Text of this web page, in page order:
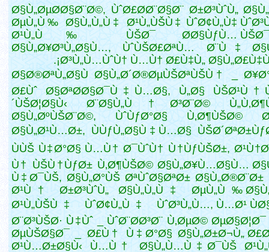
Ø§Ù„ØµØ­Ø§Ø¨Ø©, ÙˆØ£Ø­Ø¨Ø§Ø¨ Ø±Ø³ÙˆÙ„
ØµÙ„Ù‰ Ø§Ù„Ù„Ù‡ Ø¹Ù„ÙŠÙ‡ ÙˆØ¢Ù„Ù‡
Ø¹Ù„Ù‰ ÙŠØ¯ Ø­Ø§ÙƒÙ…
Ø§Ù„Ø¥Ø³Ù„Ø§Ù…, ÙˆÙŠØ£ØªÙ… Ø¨Ù‡
Ø³Ù„Ù…ÙˆÙ† Ù…Ù† Ø£Ù‡Ù„
Ø§Ø®ØªÙ„Ø§Ù Ø§Ù„Ø´Ø®ØµÙŠØªÙŠÙ† _
Ø£Ùˆ Ø§ØªØ­Ø§Ø¯Ù‡Ù…Ø§, Ù„Ø§
´ÙŠØ¦Ø§Ù‹ Ø¨Ø§Ù„Ù†Ø³Ø¨Ø©
Ø§Ù„ØºÙŠØ¨Ø©, ÙˆÙƒØ°Ø§ Ù‚Ø¶ÙŠØ©
Ø§Ù„Ø¹Ù…Ø±, ÙÙƒÙ„Ø§Ù‡Ù…Ø§
ÙÙŠ Ù‡Ø°Ø§ Ù…Ù† Ø¯ÙˆÙ† Ù†ÙƒÙŠØ±,
Ù† ÙŠÙ†ÙƒØ± Ù‚Ø¶ÙŠØ© Ø§Ù„Ø¥Ù…Ø§Ù…
Ù‡Ø¯ÙŠ, Ø§Ù„Ø°ÙŠ ØªÙˆØ§ØªØ± Ø§Ù„Ø®Ø¨Ø±
Ø¹Ù† Ø±Ø³ÙˆÙ„ Ø§Ù„Ù„Ù‡ ØµÙ„Ù‰
Ø¹Ù„ÙŠÙ‡ ÙˆØ¢Ù„Ù‡ ÙˆØ³Ù„Ù…, Ù…Ø¹
Ø¨Ø³ÙŠØ· Ù‡Ùˆ _ ÙˆØ¨Ø­Ø³Ø¨ Ù‚ØµØ© ØµØ§Ø¦Ø¯
ØµÙŠØ§Ø¯ _ Ø£Ù† Ù‡Ø°Ø§ Ø§Ù„Ø±Ø¬Ù„
Ø¹Ù…Ø±Ø§Ù‹ Ù…Ù† Ø§Ù„Ù…Ù‡Ø¯ÙŠ